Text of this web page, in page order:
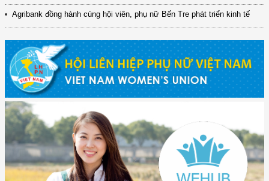
Agribank đồng hành cùng hội viên, phụ nữ Bến Tre phát triển kinh tế